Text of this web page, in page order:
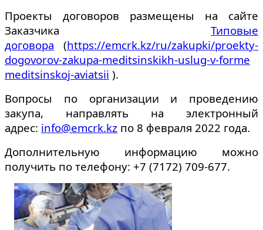
Проекты договоров размещены на сайте
Заказчика Типовые
договора (https://emcrk.kz/ru/zakupki/proekty-
dogovorov-zakupa-meditsinskikh-uslug-v-forme
meditsinskoj-aviatsii ).
Вопросы по организации и проведению
закупа, направлять на электронный
адрес: info@emcrk.kz по 8 февраля 2022 года.
Дополнительную информацию можно
получить по телефону: +7 (7172) 709-677.